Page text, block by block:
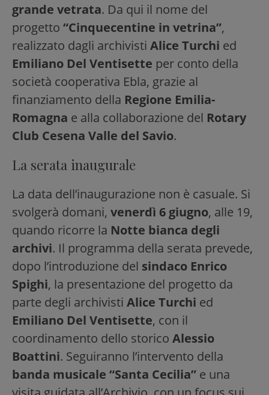
grande vetrata. Da qui il nome del
progetto “Cinquecentine in vetrina”,
realizzato dagli archivisti Alice Turchi ed
Emiliano Del Ventisette per conto della
società cooperativa Ebla, grazie al
finanziamento della Regione Emilia-
Romagna e alla collaborazione del Rotary
Club Cesena Valle del Savio.
La serata inaugurale
La data dell’inaugurazione non è casuale. Si
svolgerà domani, venerdì 6 giugno, alle 19,
quando ricorre la Notte bianca degli
archivi. Il programma della serata prevede,
dopo l’introduzione del sindaco Enrico
Spighi, la presentazione del progetto da
parte degli archivisti Alice Turchi ed
Emiliano Del Ventisette, con il
coordinamento dello storico Alessio
Boattini. Seguiranno l’intervento della
banda musicale “Santa Cecilia” e una